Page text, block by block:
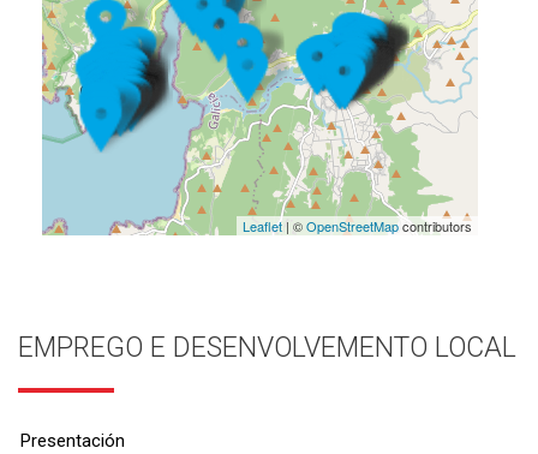
Leaflet| ©OpenStreetMapcontributors
EMPREGO E DESENVOLVEMENTO LOCAL
Presentación